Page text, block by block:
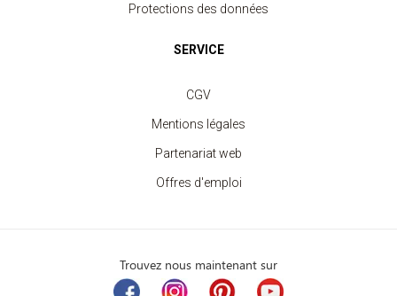
Protections des données
SERVICE
CGV
Mentions légales
Partenariat web
Offres d'emploi
Trouvez nous maintenant sur